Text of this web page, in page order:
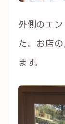
外側のエ
た。お店
ます。